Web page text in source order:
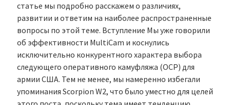
статье мы подробно расскажем о различиях,
развитии и ответим на наиболее распространенные
вопросы по этой теме. Вступление Мы уже говорили
об эффективности MultiCam и коснулись
исключительно конкурентного характера выбора
следующего оперативного камуфляжа (OCP) для
армии США. Тем не менее, мы намеренно избегали
упоминания Scorpion W2, что было уместно для целей